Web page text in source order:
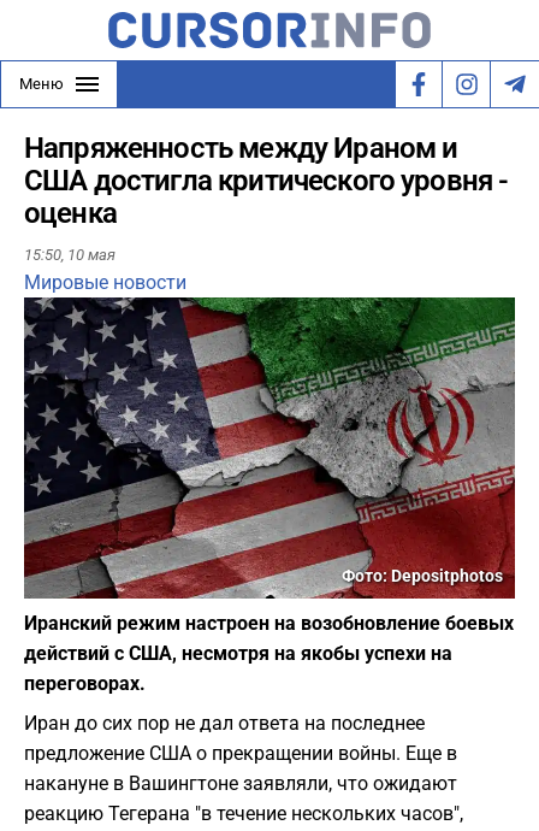
Меню
Напряженность между Ираном и
США достигла критического уровня -
оценка
15:50, 10 мая
Мировые новости
Фото: Depositphotos
Иранский режим настроен на возобновление боевых
действий с США, несмотря на якобы успехи на
переговорах.
Иран до сих пор не дал ответа на последнее
предложение США о прекращении войны. Еще в
накануне в Вашингтоне заявляли, что ожидают
реакцию Тегерана "в течение нескольких часов",